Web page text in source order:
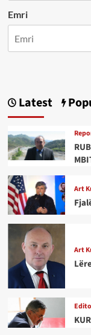
Emri
Latest
Art
Art